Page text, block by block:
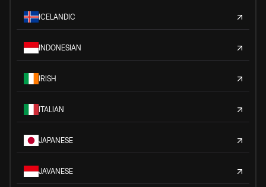
ICELANDIC
INDONESIAN
IRISH
ITALIAN
JAPANESE
JAVANESE